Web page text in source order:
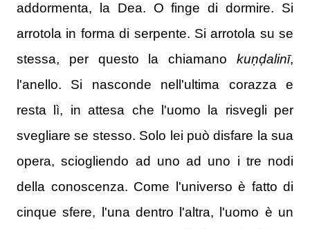
addormenta, la Dea. O finge di dormire.
Si
arrotola in forma di serpente. Si arrotola su se
stessa, per questo la chiamano kuṇḍalinī,
l'anello.
Si nasconde nell'ultima corazza e
resta lì, in attesa che l'uomo la risvegli per
svegliare se stesso. Solo lei può disfare la sua
opera, sciogliendo ad uno ad uno i tre nodi
della conoscenza. Come l'universo è fatto di
cinque sfere, l'una dentro l'altra, l'uomo è un